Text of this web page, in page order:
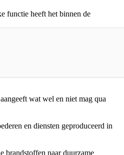
functie heeft het binnen de
wat wel en niet mag qua
en diensten geproduceerd in
brandstoffen naar duurzame